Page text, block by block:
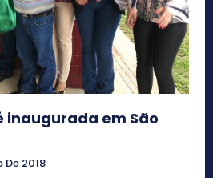
inaugurada em São
De 2018